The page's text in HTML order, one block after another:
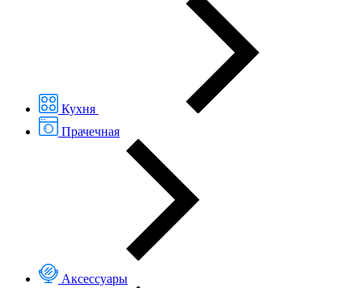
Кухня
Прачечная
Аксессуары